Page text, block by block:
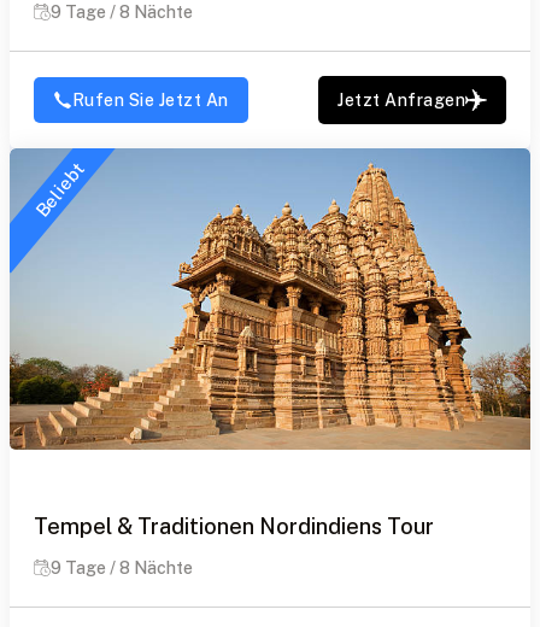
9 Tage / 8 Nächte
Rufen Sie Jetzt An Jetzt Anfragen
Beliebt
Tempel & Traditionen Nordindiens Tour
9 Tage / 8 Nächte